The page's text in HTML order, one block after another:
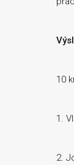
10
1.
2.